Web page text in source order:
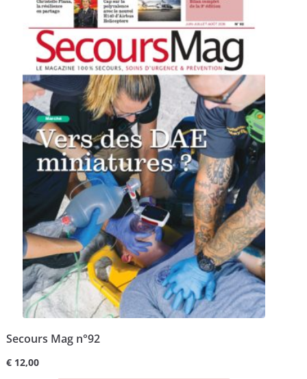
Secours Mag n°92
€12,00